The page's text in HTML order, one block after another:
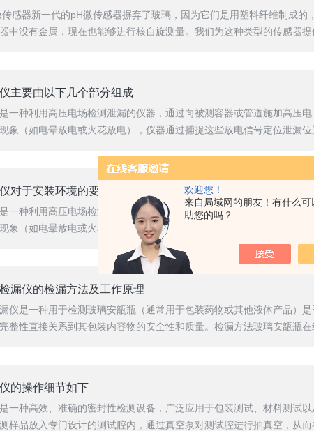
欢迎您！
来自局域网的朋友！有什么可
助您的吗？
感器新一代的pH微传感器摒弃了玻璃，因为它们是用塑料纤维制成
中没有金属，现在也能够进行核自旋测量。我们为这种类型的传感器提
主要由以下几个部分组成
一种利用高压电场检测泄漏的仪器，通过向被测容器或管道施加高压
象（如电晕放电或火花放电），仪器通过捕捉这些放电信号定位泄漏位
对于安装环境的要求
一种利用高压电场检测泄漏的仪器，通过向被测容器或管道施加高压
象（如电晕放电或火花放电），仪器通过捕捉这些放电信号定位泄漏位
漏仪的检漏方法及工作原理
仪是一种用于检测玻璃安瓿瓶（通常用于包装药物或其他液体产品）
整性直接关系到其包装内容物的安全性和质量。检漏方法玻璃安瓿瓶
的操作细节如下
一种高效、准确的密封性检测设备，广泛应用于包装测试、材料测试
样品放入专门设计的测试腔内，通过真空泵对测试腔进行抽真空，从而